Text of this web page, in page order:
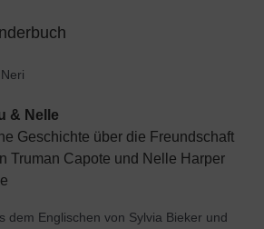
& Nelle
Geschichte über die Freundschaft
Truman Capote und Nelle Harper
dem Englischen von Sylvia Bieker und